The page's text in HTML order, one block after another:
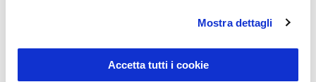
Mostra dettagli
Accetta tutti i cookie
Winterartikel